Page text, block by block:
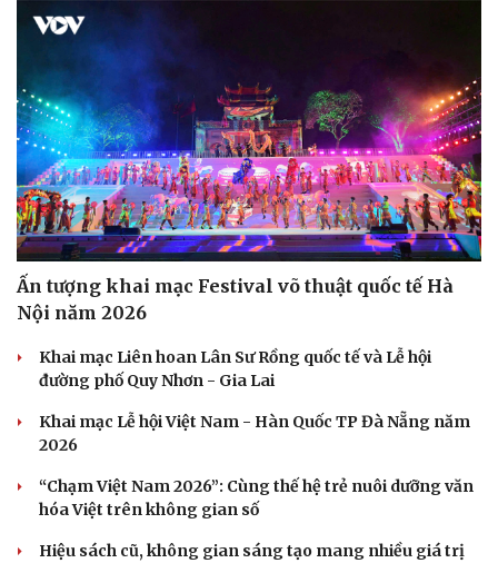
Văn hóa
Sân khấu - Điện ảnh
Văn học
Âm nhạc
Di sản
Giải trí
Nghệ sĩ
Thời trang
Ấn tượng khai mạc Festival võ thuật quốc tế Hà
Nội năm 2026
Khai mạc Liên hoan Lân Sư Rồng quốc tế và Lễ hội
đường phố Quy Nhơn - Gia Lai
Khai mạc Lễ hội Việt Nam - Hàn Quốc TP Đà Nẵng năm
2026
“Chạm Việt Nam 2026”: Cùng thế hệ trẻ nuôi dưỡng văn
hóa Việt trên không gian số
Hiệu sách cũ, không gian sáng tạo mang nhiều giá trị